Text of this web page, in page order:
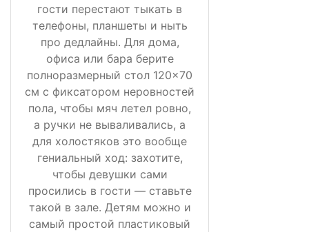
гости перестают тыкать в
телефоны, планшеты и ныть
про дедлайны. Для дома,
офиса или бара берите
полноразмерный стол 120×70
см с фиксатором неровностей
пола, чтобы мяч летел ровно,
а ручки не вываливались, а
для холостяков это вообще
гениальный ход: захотите,
чтобы девушки сами
просились в гости — ставьте
такой в зале. Детям можно и
самый простой пластиковый